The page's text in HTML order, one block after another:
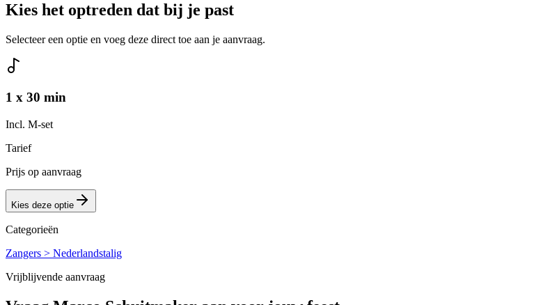
Kies het optreden dat bij je past
Selecteer een optie en voeg deze direct toe aan je aanvraag.
1 x 30 min
Incl. M-set
Tarief
Prijs op aanvraag
Kies deze optie
Categorieën
Zangers > Nederlandstalig
Vrijblijvende aanvraag